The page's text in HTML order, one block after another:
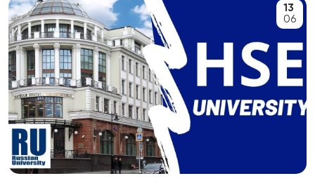
Hàng không dẫn đường và kiểm soát không lưu
Hành chính công
Hóa dược
Hóa dầu và công nghệ sinh học
Hóa học
13
06